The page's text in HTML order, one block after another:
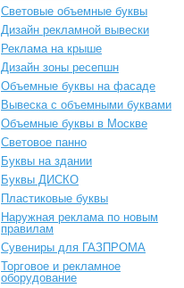
Световые объемные буквы
Дизайн рекламной вывески
Реклама на крыше
Дизайн зоны ресепшн
Объемные буквы на фасаде
Вывеска с объемными буквами
Объемные буквы в Москве
Световое панно
Буквы на здании
Буквы ДИСКО
Пластиковые буквы
Наружная реклама по новым
правилам
Сувениры для ГАЗПРОМА
Торговое и рекламное
оборудование